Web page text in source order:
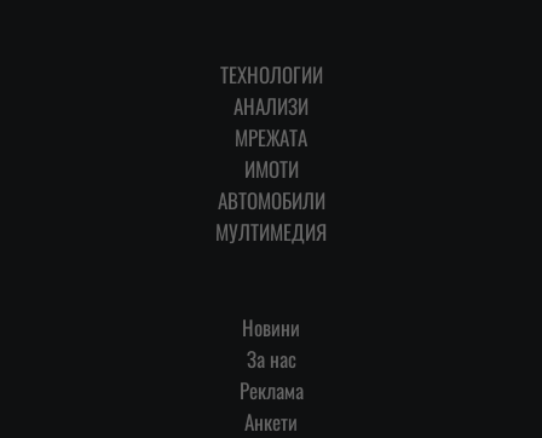
ТЕХНОЛОГИИ
АНАЛИЗИ
МРЕЖАТА
ИМОТИ
АВТОМОБИЛИ
МУЛТИМЕДИЯ
Новини
За нас
Реклама
Анкети